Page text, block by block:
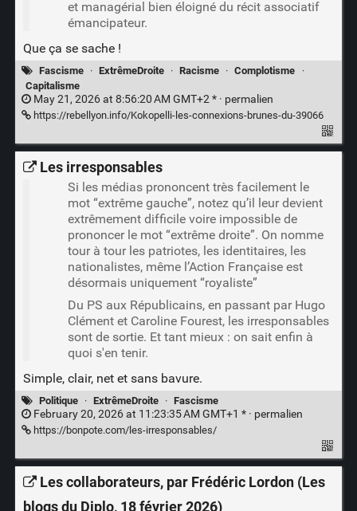
et managérial bien éloigné du récit associatif
émancipateur.
Que ça se sache !
Fascisme · ExtrêmeDroite · Racisme · Complotisme
·
Capitalisme
May 21, 2026 at 8:56:20 AM GMT+2 * · permalien
https://rebellyon.info/Kokopelli-les-connexions-brunes-du-39066
Les irresponsables
Si les médias prononcent très facilement le
mot “extrême gauche”, notez qu’il leur devient
extrêmement difficile voire impossible de
prononcer le mot “extrême droite”. On nomme
tour à tour les patriotes, les identitaires, les
nationalistes, même l’Action Française est
désormais uniquement “royaliste”
Du PS aux Républicains, en passant par Hugo
Clément et Caroline Fourest, les irresponsables
sont de sortie. Et tant mieux : on sait enfin à
quoi s'en tenir.
Simple, clair, net et sans bavure.
Politique · ExtrêmeDroite · Fascisme
February 20, 2026 at 11:23:35 AM GMT+1 * · permalien
https://bonpote.com/les-irresponsables/
Les collaborateurs, par Frédéric Lordon (Les
blogs du Diplo, 18 février 2026)